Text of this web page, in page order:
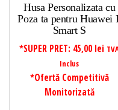
Husa Personalizata cu
Poza ta pentru Huawei
Smart S
*SUPER PRET: 45,00 lei
Inclus
*Ofertă Competitivă
Monitorizată